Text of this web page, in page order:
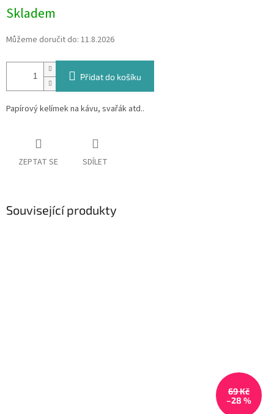
Skladem
Můžeme doručit do: 11.8.2026
Přidat do košíku
Papírový kelímek na kávu, svařák atd..
ZEPTAT SE SDÍLET
Související produkty
69 Kč
–28 %